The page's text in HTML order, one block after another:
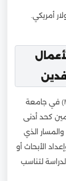
مدة دراسة برنامج ماجستير إدارة الأعمال (MBA) في جامعة
تتراوح بين عامين كحد أدنى
الذي
الأبحاث أو
لتناسب